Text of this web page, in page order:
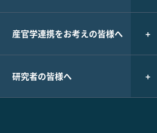
産官学連携をお考えの皆様へ
研究者の皆様へ